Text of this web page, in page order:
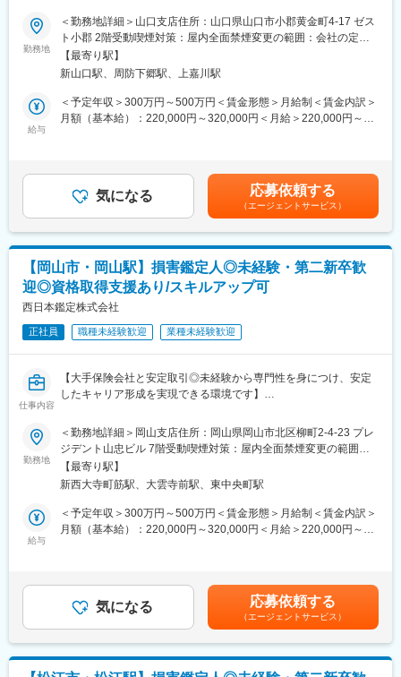
変更の範囲：会社の定める業務
□「損害保険登録鑑定人」は、主に火災や自然災害などによる損害
保険の支払いにおいて、中立的な立場で建物や家財の被害状況・
原因を調査し、適正な損害額を算出する業務を担います。
当社の山口支店(山口市)にて以下業務をお任せ致します。
■業務詳細
□入社後の流れ
取得できています。
資格勉強の合間に先輩社員と現場同行を行い、仕事の進め方も
▼保険会社から依頼を受ける
▼損害を現地で確認…建物・家財・什器備品・機械設備など
▼関係者へのヒアリング
▼写真や図面で記録
▼損害額を算定
▼鑑定書の作成・保険会社へ提出
損害額の算出や図面作成は事務スタッフがサポート／慣れてきた
ら、案件を多く担当するほど収入にも反映されていきます。
損害鑑定：火災、落雷、爆発、水漏れ等火災新種保険の損害額の
算出をいたします。
自動車事故による損害の調査並びに損害額の算出をいたします。
評価鑑定：工場、ビル、ホテル、学校、神社、仏閣、店舗、家屋
広域災害：台風・水害・地震等の大規模な自然災害発生時には、
全国各地へ鑑定人を派遣いたします。
社者が共に活躍。異業種出身者も多数在籍し、9割以上が未経験か
らのスタートです。
■企業の特徴/魅力
地域随一の規模と実績、大手保険会社からの信頼も厚く、未経験
勤務地
＜勤務地詳細＞山口支店住所：山口県山口市小郡黄金町4-17 ゼス
ト小郡 2階受動喫煙対策：屋内全面禁煙変更の範囲：会社の定め
る事業所
【最寄り駅】
新山口駅、周防下郷駅、上嘉川駅
給与
＜予定年収＞300万円～500万円＜賃金形態＞月給制＜賃金内訳＞
月額（基本給）：220,000円～320,000円＜月給＞220,000円～
年2回※業績による・昇給：年1回モデル年収例年収470万円 ／ 32
歳 経験2年 ／月給28万円＋手当＋賞与（鑑定人3級）賃金はあく
までも目安の金額であり、選考を通じて上下する可能性がありま
す。月給(月額)は固定手当を含めた表記です。
気になる 応募依頼する
（エージェントサービス）
【岡山市・岡山駅】損害鑑定人◎未経験・第二新卒歓
迎◎資格取得支援あり/スキルアップ可
西日本鑑定株式会社
正社員 職種未経験歓迎 業種未経験歓迎
仕事内容
【大手保険会社と安定取引◎未経験から専門性を身につけ、安定
したキャリア形成を実現できる環境です】
□「損害保険登録鑑定人」は、主に火災や自然災害などによる損害
保険の支払いにおいて、中立的な立場で建物や家財の被害状況・
原因を調査し、適正な損害額を算出する業務を担います。
当社の岡山支店(岡山市)にて以下業務をお任せ致します。
■業務詳細
□入社後の流れ
取得できています。
資格勉強の合間に先輩社員と現場同行を行い、仕事の進め方も
▼保険会社から依頼を受ける
勤務地
＜勤務地詳細＞岡山支店住所：岡山県岡山市北区柳町2-4-23 プレ
ジデント山忠ビル 7階受動喫煙対策：屋内全面禁煙変更の範囲：
会社の定める事業所
【最寄り駅】
新西大寺町筋駅、大雲寺前駅、東中央町駅
給与
＜予定年収＞300万円～500万円＜賃金形態＞月給制＜賃金内訳＞
月額（基本給）：220,000円～320,000円＜月給＞220,000円～
年2回※業績による・昇給：年1回モデル年収例年収470万円 ／ 32
歳 経験2年 ／月給28万円＋手当＋賞与（鑑定人3級）賃金はあく
までも目安の金額であり、選考を通じて上下する可能性がありま
す。月給(月額)は固定手当を含めた表記です。
気になる 応募依頼する
（エージェントサービス）